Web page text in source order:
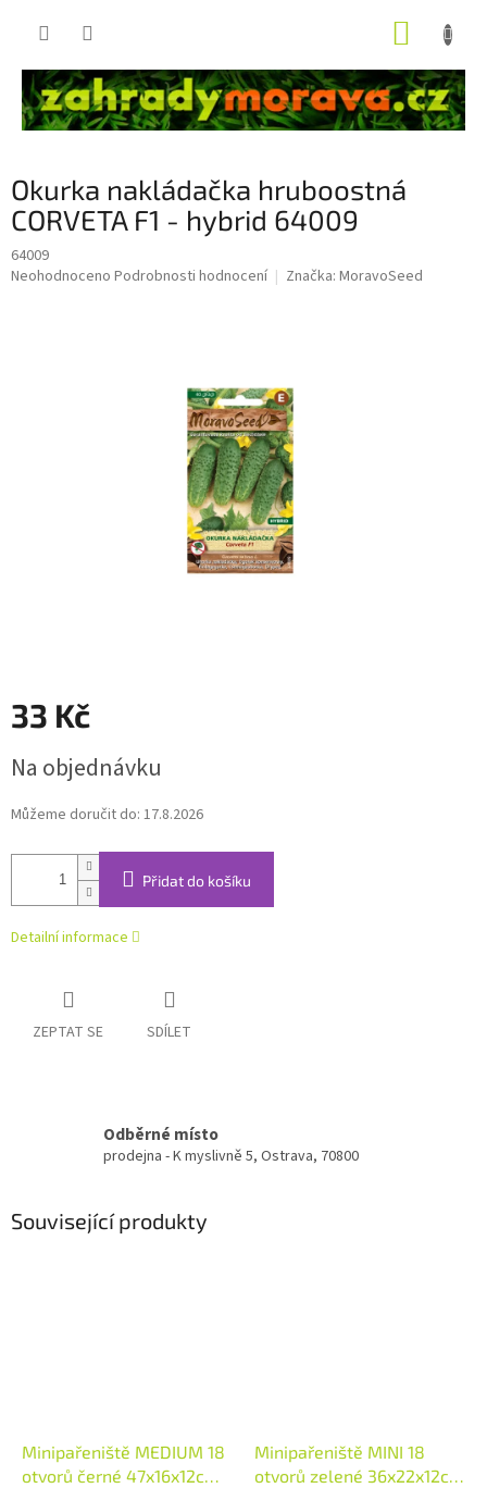
Okurka nakládačka hruboostná
CORVETA F1 - hybrid 64009
64009
Průměrné
Neohodnoceno Podrobnosti hodnocení Značka: MoravoSeed
33 Kč
cena:
Na objednávku
Můžeme doručit do: 17.8.2026
Přidat do košíku
Detailní informace
ZEPTAT SE SDÍLET
Odběrné místo
prodejna - K myslivně 5, Ostrava, 70800
Související produkty
Minipařeniště MEDIUM 18
otvorů černé 47x16x12cm
Minipařeniště MINI 18
otvorů zelené 36x22x12cm